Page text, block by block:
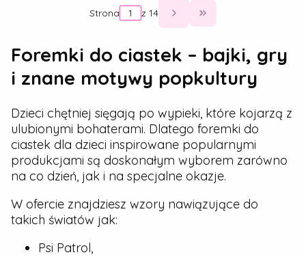
Strona z 14 Przejdź do
Foremki do ciastek – bajki, gry
i znane motywy popkultury
Dzieci chętniej sięgają po wypieki, które kojarzą z
ulubionymi bohaterami. Dlatego foremki do
ciastek dla dzieci inspirowane popularnymi
produkcjami są doskonałym wyborem zarówno
na co dzień, jak i na specjalne okazje.
W ofercie znajdziesz wzory nawiązujące do
takich światów jak:
Psi Patrol,